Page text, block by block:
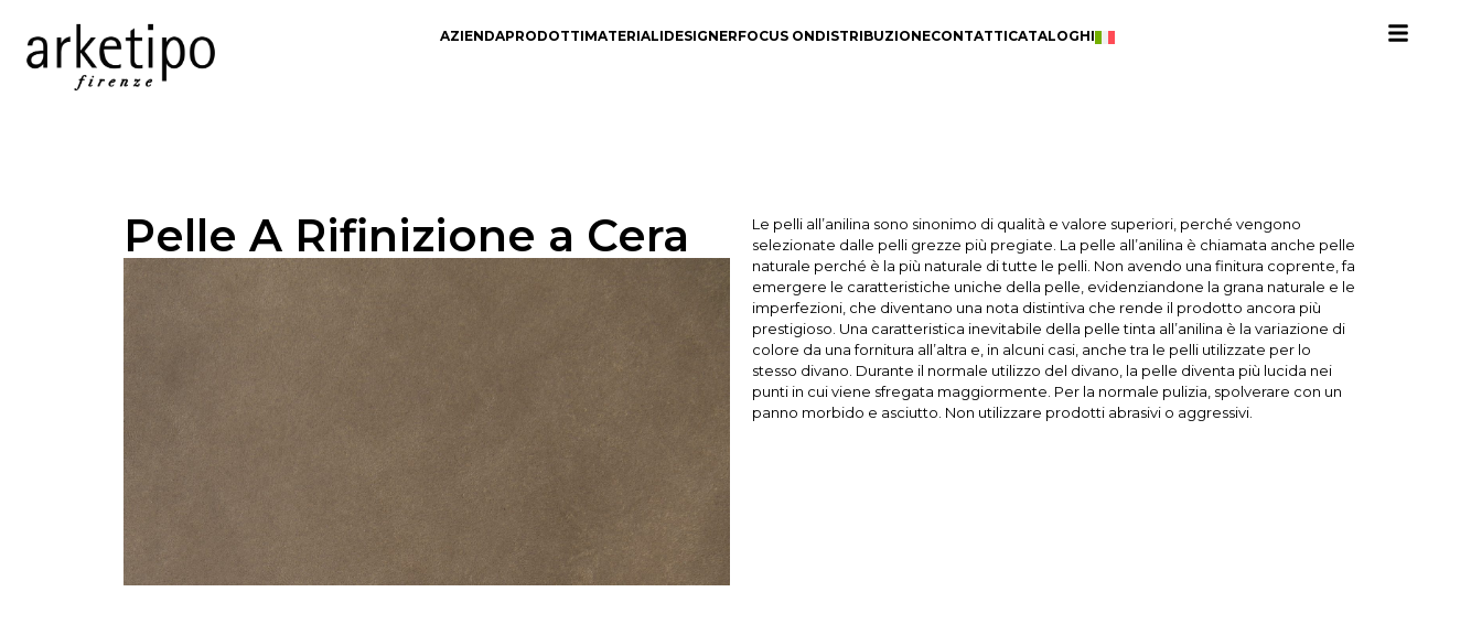
AZIENDAPRODOTTIMATERIALIDESIGNERFOCUS ONDISTRIBUZIONECONTATTICATALOGHI
Pelle A Rifinizione a Cera
Le pelli all’anilina sono sinonimo di qualità e valore superiori, perché vengono
selezionate dalle pelli grezze più pregiate. La pelle all’anilina è chiamata anche pelle
naturale perché è la più naturale di tutte le pelli. Non avendo una finitura coprente, fa
emergere le caratteristiche uniche della pelle, evidenziandone la grana naturale e le
imperfezioni, che diventano una nota distintiva che rende il prodotto ancora più
prestigioso. Una caratteristica inevitabile della pelle tinta all’anilina è la variazione di
colore da una fornitura all’altra e, in alcuni casi, anche tra le pelli utilizzate per lo
stesso divano. Durante il normale utilizzo del divano, la pelle diventa più lucida nei
punti in cui viene sfregata maggiormente. Per la normale pulizia, spolverare con un
panno morbido e asciutto. Non utilizzare prodotti abrasivi o aggressivi.